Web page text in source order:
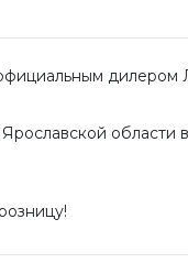
дилером
области